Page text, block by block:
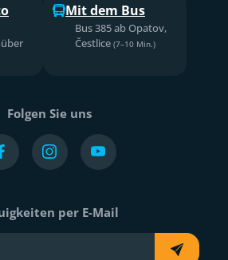
Mit dem Bus
Bus 385 ab Opatov,
Čestlice (7–10 Min.)
Folgen Sie uns
per E-Mail